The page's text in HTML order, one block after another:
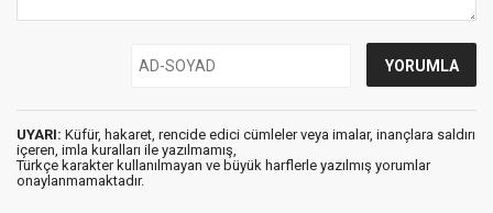
UYARI: Küfür, hakaret, rencide edici cümleler veya imalar, inançlara saldırı
içeren, imla kuralları ile yazılmamış,
Türkçe karakter kullanılmayan ve büyük harflerle yazılmış yorumlar
onaylanmamaktadır.